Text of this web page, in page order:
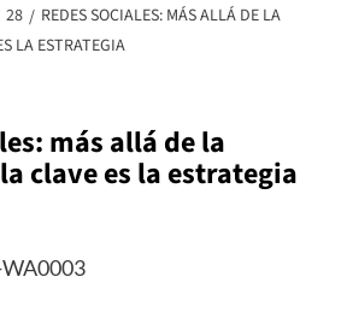
28
REDES SOCIALES: MÁS ALLÁ DE LA
LA ESTRATEGIA
más allá de la
clave es la estrategia